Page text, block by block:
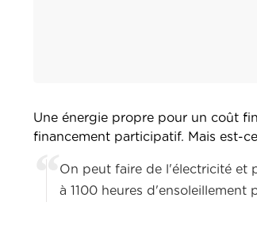
Une énergie propre pour un coût
financement participatif. Mais est-
On peut faire de l'électricité et
à 1100 heures